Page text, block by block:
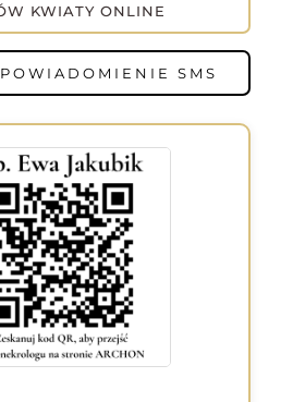
KWIATY ONLINE
SMS